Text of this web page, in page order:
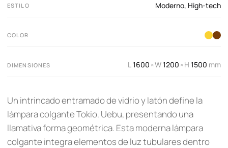
ESTILO Moderno, High-tech
COLOR
DIMENSIONES L1600 ×W1200 ×H 1500 mm
Un intrincado entramado de vidrio y latón define la
lámpara colgante Tokio. Uebu, presentando una
llamativa forma geométrica. Esta moderna lámpara
colgante integra elementos de luz tubulares dentro